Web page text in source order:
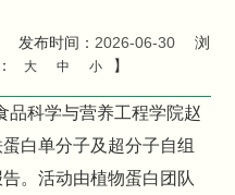
发布时间： 2026-06-30
浏
大 中 小 】
品科学与营养工程学院赵
白单分子及超分子自组
。活动由植物蛋白团队